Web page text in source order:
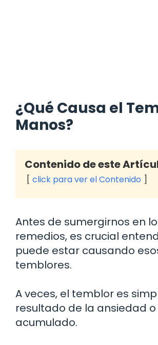
¿Qué Causa el
Manos?
Contenido de este
click para ver el Contenido
Antes de sumergirnos en
remedios, es crucial
puede estar causando
temblores.
A veces, el temblor es
resultado de la ansiedad
acumulado.